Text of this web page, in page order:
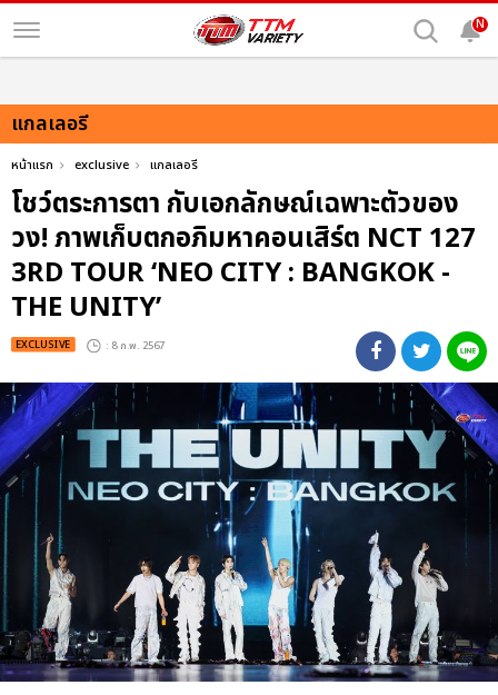
N
แกลเลอรี
หน้าแรก exclusive แกลเลอรี
โชว์ตระการตา กับเอกลักษณ์เฉพาะตัวของ
วง! ภาพเก็บตกอภิมหาคอนเสิร์ต NCT 127
3RD TOUR ‘NEO CITY : BANGKOK -
THE UNITY’
EXCLUSIVE : 8 ก.พ. 2567